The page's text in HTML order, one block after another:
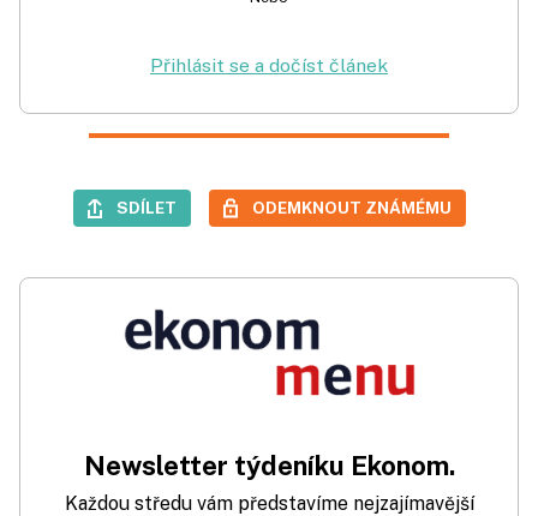
Přihlásit se a dočíst článek
SDÍLET ODEMKNOUT ZNÁMÉMU
Newsletter týdeníku Ekonom.
Každou středu vám představíme nejzajímavější